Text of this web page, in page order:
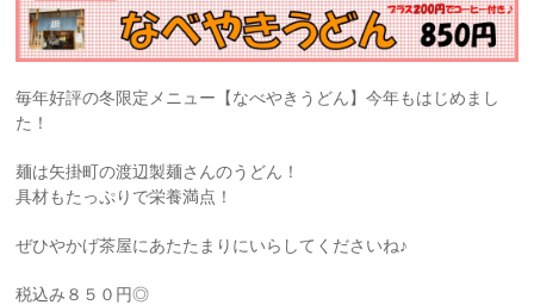
毎年好評の冬限定メニュー【なべやきうどん】今年もはじめまし
た！
麺は矢掛町の渡辺製麺さんのうどん！
具材もたっぷりで栄養満点！
ぜひやかげ茶屋にあたたまりにいらしてくださいね♪
税込み８５０円◎